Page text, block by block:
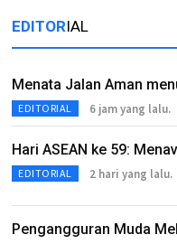
EDITORIAL
Menata Jalan Aman
EDITORIAL 6 jam yang lalu.
Hari ASEAN ke 59:
EDITORIAL 2 hari yang lalu.
Pengangguran Muda